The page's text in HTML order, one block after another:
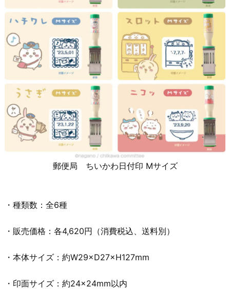
郵便局 ちいかわ日付印 Mサイズ
・種類数：全6種
・販売価格：各4,620円（消費税込、送料別）
・本体サイズ：約W29×D27×H127mm
・印面サイズ：約24×24mm以内